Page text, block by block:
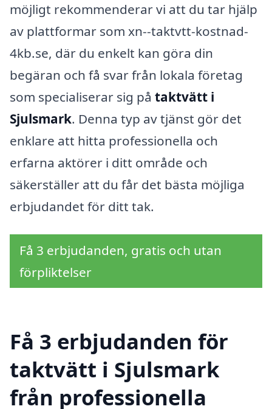
möjligt rekommenderar vi att du tar hjälp
av plattformar som xn--taktvtt-kostnad-
4kb.se, där du enkelt kan göra din
begäran och få svar från lokala företag
som specialiserar sig på taktvätt i
Sjulsmark. Denna typ av tjänst gör det
enklare att hitta professionella och
erfarna aktörer i ditt område och
säkerställer att du får det bästa möjliga
erbjudandet för ditt tak.
Få 3 erbjudanden, gratis och utan
förpliktelser
Få 3 erbjudanden för
taktvätt i Sjulsmark
från professionella